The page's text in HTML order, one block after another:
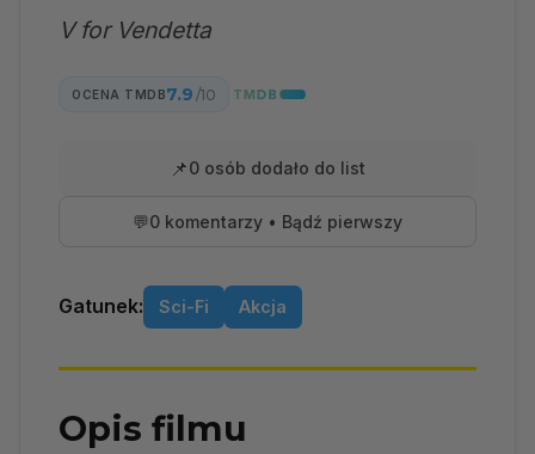
V for Vendetta
OCENA TMDB7.9 /10
📌0 osób dodało do list
💬0 komentarzy • Bądź pierwszy
Gatunek: Sci-Fi Akcja
Opis filmu